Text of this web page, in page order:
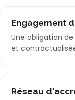
Engagement
Une obligation
et
Réseau